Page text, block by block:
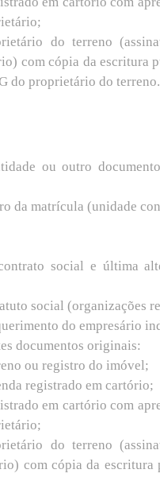
do terreno
com cópia da escritura
do proprietário do terreno.
ou outro
da matrícula (unidade
social e última
social (organizações
do empresário
documentos originais:
ou registro do imóvel;
registrado em cartório;
em cartório com
do terreno
com cópia da